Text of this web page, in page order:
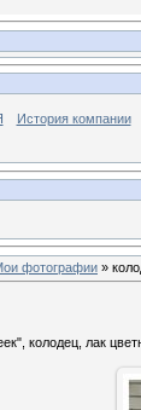
История компании
фотографии »
колодец, лак